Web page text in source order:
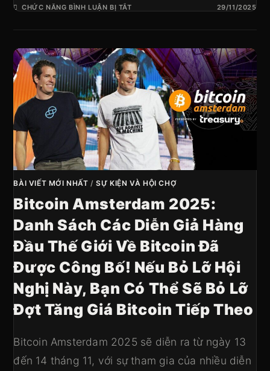
CHỨC NĂNG BÌNH LUẬN BỊ TẮT 29/11/2025
BÀI VIẾT MỚI NHẤT /SỰ KIỆN VÀ HỘI CHỢ
Bitcoin Amsterdam 2025:
Danh Sách Các Diễn Giả Hàng
Đầu Thế Giới Về Bitcoin Đã
Được Công Bố! Nếu Bỏ Lỡ Hội
Nghị Này, Bạn Có Thể Sẽ Bỏ Lỡ
Đợt Tăng Giá Bitcoin Tiếp Theo
Bitcoin Amsterdam 2025 sẽ diễn ra từ ngày 13
đến 14 tháng 11, với sự tham gia của nhiều diễn